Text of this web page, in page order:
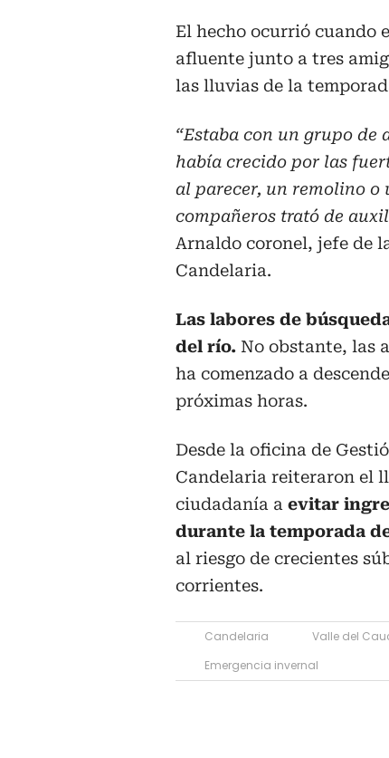
El hecho ocurrió cuando
afluente junto a tres
las lluvias de la
“Estaba con un grupo de
había crecido por las
al parecer, un remolino o
compañeros trató de
Arnaldo coronel, jefe de
Candelaria.
Las labores de
del río. No obstante, las
ha comenzado a
próximas horas.
Desde la oficina de
Candelaria reiteraron el
ciudadanía a evitar
durante la temporada
al riesgo de crecientes
corrientes.
Candelaria
Valle del
Emergencia invernal